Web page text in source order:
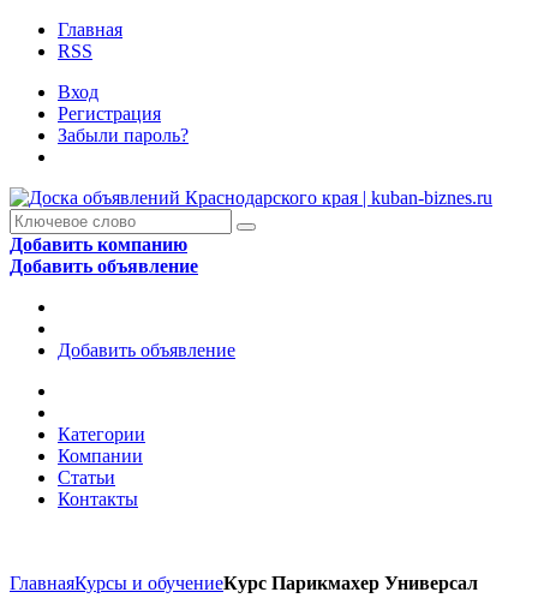
Главная
RSS
Вход
Регистрация
Забыли пароль?
Добавить компанию
Добавить объявление
Добавить объявление
Категории
Компании
Статьи
Контакты
ГлавнаяКурсы и обучениеКурс Парикмахер Универсал